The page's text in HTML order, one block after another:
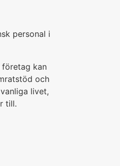
personal i
kan
och
livet,
till.